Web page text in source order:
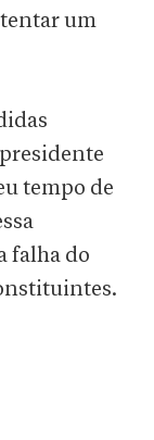
um
tempo de
falha do